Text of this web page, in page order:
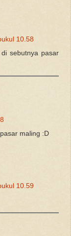
10.58
sebutnya pasar
maling :D
10.59